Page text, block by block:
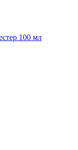
100 мл